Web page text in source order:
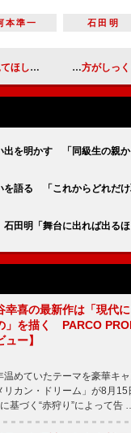
本準一 石田明
タビュー】
を明かす 「同級生の親か
語る 「これからどれだけ
田明「舞台に出れば出る
幸喜の最新作は「現代
」を描く PARCO
ー】
めていたテーマを豪華キ
カン・ドリーム」が8月15
基づく“赤狩り”によって告